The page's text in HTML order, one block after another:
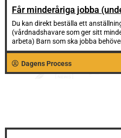
Får minderåriga jobba
Du kan direkt beställa ett
(vårdnadshavare som ger sitt
arbeta) Barn som ska jobba
Dagens Process